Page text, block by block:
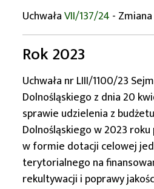
UchwałaVII/137/24 -
Rok 2023
Uchwała nr LIII/1100/23
Dolnośląskiego z dnia 20
sprawie udzielenia z
Dolnośląskiego w 2023
w formie dotacji celowej
terytorialnego na
rekultywacji i poprawy